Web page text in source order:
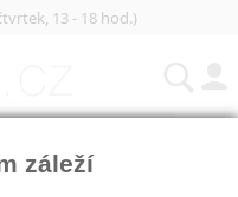
13 - 18 hod.)
záleží